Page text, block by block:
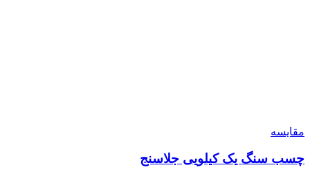
مقایسه
چسب سنگ یک کیلویی جلاسنج